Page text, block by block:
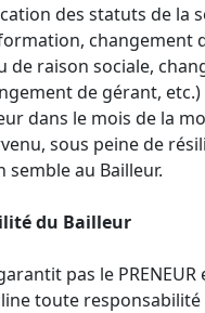
des statuts de la
changement
de raison sociale,
de gérant, etc.)
dans le mois de la
sous peine de
semble au Bailleur.
du Bailleur
pas le
toute responsabilité